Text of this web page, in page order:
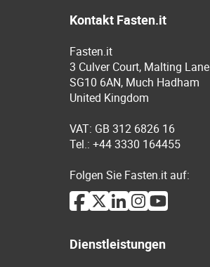
Kontakt Fasten.it
Fasten.it
3 Culver Court, Malting Lane
SG10 6AN, Much Hadham
United Kingdom
VAT: GB 312 6826 16
Tel.: +44 3330 164455
Folgen Sie Fasten.it auf:
Dienstleistungen